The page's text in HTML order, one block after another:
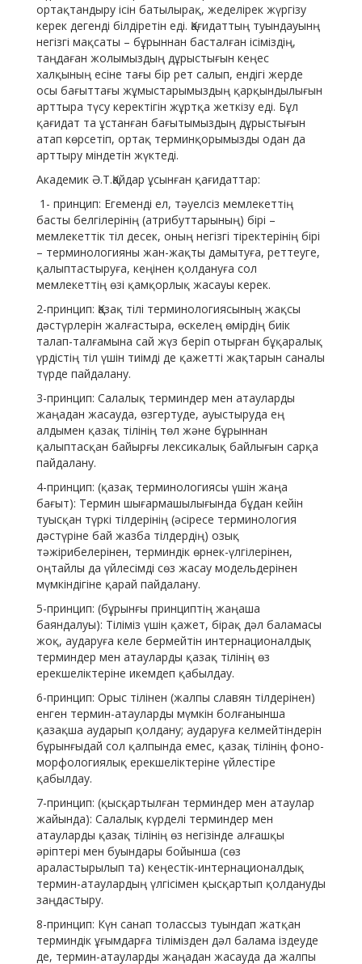
ортақтандыру ісін батылырақ, жеделірек жүргізу
керек дегенді білдіретін еді. Қағидаттың туындауынң
негізгі мақсаты – бұрыннан басталған ісіміздің,
таңдаған жолымыздың дұрыстығын кеңес
халқының есіне тағы бір рет салып, ендігі жерде
осы бағыттағы жұмыстарымыздың қарқындылығын
арттыра түсу керектігін жұртқа жеткізу еді. Бұл
қағидат та ұстанған бағытымыздың дұрыстығын
атап көрсетіп, ортақ терминқорымызды одан да
арттыру міндетін жүктеді.
Академик Ә.Т.Қайдар ұсынған қағидаттар:
1- принцип: Егеменді ел, тәуелсіз мемлекеттің
басты белгілерінің (атрибуттарының) бірі –
мемлекеттік тіл десек, оның негізгі тіректерінің бірі
– терминологияны жан-жақты дамытуға, реттеуге,
қалыптастыруға, кеңінен қолдануға сол
мемлекеттің өзі қамқорлық жасауы керек.
2-принцип: Қазақ тілі терминологиясының жақсы
дәстүрлерін жалғастыра, өскелең өмірдің биік
талап-талғамына сай жүз беріп отырған бұқаралық
үрдістің тіл үшін тиімді де қажетті жақтарын саналы
түрде пайдалану.
3-принцип: Салалық терминдер мен атауларды
жаңадан жасауда, өзгертуде, ауыстыруда ең
алдымен қазақ тілінің төл және бұрыннан
қалыптасқан байырғы лексикалық байлығын сарқа
пайдалану.
4-принцип: (қазақ терминологиясы үшін жаңа
бағыт): Термин шығармашылығында бұдан кейін
туысқан түркі тілдерінің (әсіресе терминология
дәстүріне бай жазба тілдердің) озық
тәжірибелерінен, терминдік өрнек-үлгілерінен,
оңтайлы да үйлесімді сөз жасау модельдерінен
мүмкіндігіне қарай пайдалану.
5-принцип: (бұрынғы принциптің жаңаша
баяндалуы): Тіліміз үшін қажет, бірақ дәл баламасы
жоқ, аударуға келе бермейтін интернационалдық
терминдер мен атауларды қазақ тілінің өз
ерекшеліктеріне икемдеп қабылдау.
6-принцип: Орыс тілінен (жалпы славян тілдерінен)
енген термин-атауларды мүмкін болғанынша
қазақша аударып қолдану; аударуға келмейтіндерін
бұрынғыдай сол қалпында емес, қазақ тілінің фоно-
морфологиялық ерекшеліктеріне үйлестіре
қабылдау.
7-принцип: (қысқартылған терминдер мен атаулар
жайында): Салалық күрделі терминдер мен
атауларды қазақ тілінің өз негізінде алғашқы
әріптері мен буындары бойынша (сөз
араластырылып та) кеңестік-интернационалдық
термин-атаулардың үлгісімен қысқартып қолдануды
заңдастыру.
8-принцип: Күн санап толассыз туындап жатқан
терминдік ұғымдарға тілімізден дәл балама іздеуде
де, термин-атауларды жаңадан жасауда да жалпы